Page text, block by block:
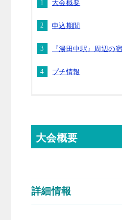
大会概要
申込期間
『湯田中駅』周辺の
プチ情報
大会概要
詳細情報